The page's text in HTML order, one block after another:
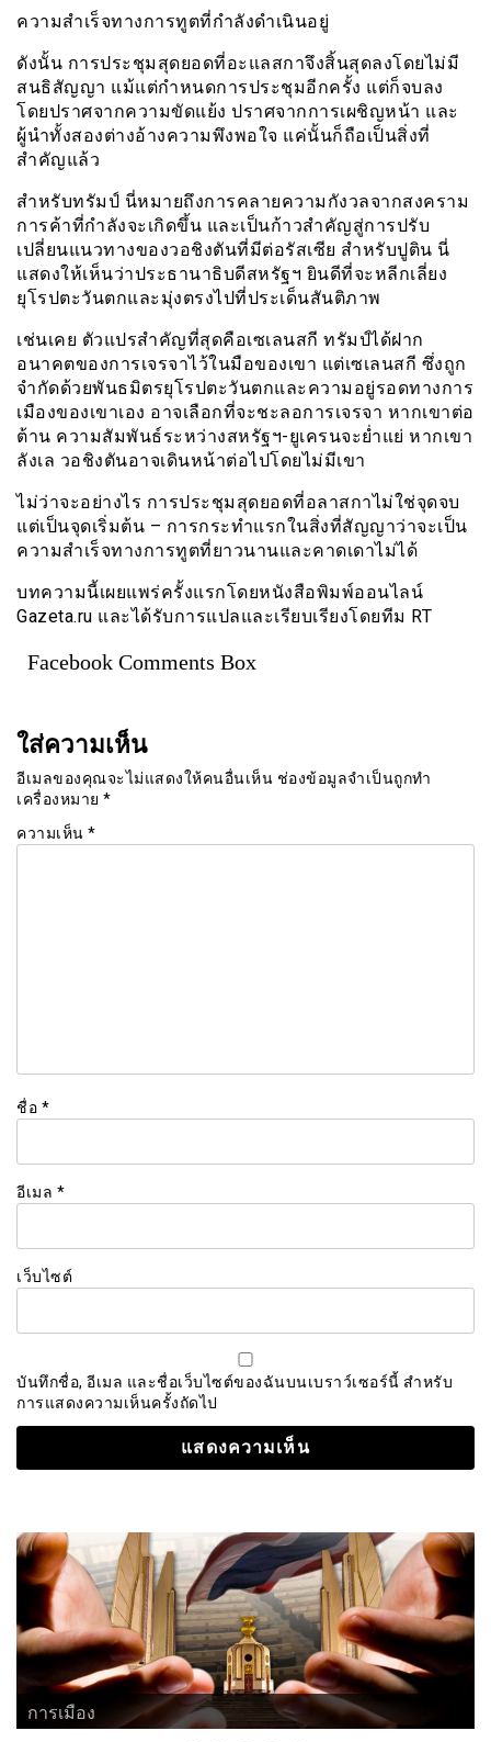
ความสำเร็จทางการทูตที่กำลังดำเนินอยู่
ดังนั้น การประชุมสุดยอดที่อะแลสกาจึงสิ้นสุดลงโดยไม่มี
สนธิสัญญา แม้แต่กำหนดการประชุมอีกครั้ง แต่ก็จบลง
โดยปราศจากความขัดแย้ง ปราศจากการเผชิญหน้า และ
ผู้นำทั้งสองต่างอ้างความพึงพอใจ แค่นั้นก็ถือเป็นสิ่งที่
สำคัญแล้ว
สำหรับทรัมป์ นี่หมายถึงการคลายความกังวลจากสงคราม
การค้าที่กำลังจะเกิดขึ้น และเป็นก้าวสำคัญสู่การปรับ
เปลี่ยนแนวทางของวอชิงตันที่มีต่อรัสเซีย สำหรับปูติน นี่
แสดงให้เห็นว่าประธานาธิบดีสหรัฐฯ ยินดีที่จะหลีกเลี่ยง
ยุโรปตะวันตกและมุ่งตรงไปที่ประเด็นสันติภาพ
เช่นเคย ตัวแปรสำคัญที่สุดคือเซเลนสกี ทรัมป์ได้ฝาก
อนาคตของการเจรจาไว้ในมือของเขา แต่เซเลนสกี ซึ่งถูก
จำกัดด้วยพันธมิตรยุโรปตะวันตกและความอยู่รอดทางการ
เมืองของเขาเอง อาจเลือกที่จะชะลอการเจรจา หากเขาต่อ
ต้าน ความสัมพันธ์ระหว่างสหรัฐฯ-ยูเครนจะย่ำแย่ หากเขา
ลังเล วอชิงตันอาจเดินหน้าต่อไปโดยไม่มีเขา
ไม่ว่าจะอย่างไร การประชุมสุดยอดที่อลาสกาไม่ใช่จุดจบ
แต่เป็นจุดเริ่มต้น – การกระทำแรกในสิ่งที่สัญญาว่าจะเป็น
ความสำเร็จทางการทูตที่ยาวนานและคาดเดาไม่ได้
บทความนี้เผยแพร่ครั้งแรกโดยหนังสือพิมพ์ออนไลน์
Gazeta.ru และได้รับการแปลและเรียบเรียงโดยทีม RT
Facebook Comments Box
ใส่ความเห็น
อีเมลของคุณจะไม่แสดงให้คนอื่นเห็น ช่องข้อมูลจำเป็นถูกทำ
เครื่องหมาย *
ความเห็น *
ชื่อ *
อีเมล *
เว็บไซต์
บันทึกชื่อ, อีเมล และชื่อเว็บไซต์ของฉันบนเบราว์เซอร์นี้ สำหรับ
การแสดงความเห็นครั้งถัดไป
การเมือง